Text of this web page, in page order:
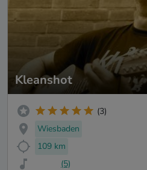
Kleanshot
(3)
Wiesbaden
109 km
(5)